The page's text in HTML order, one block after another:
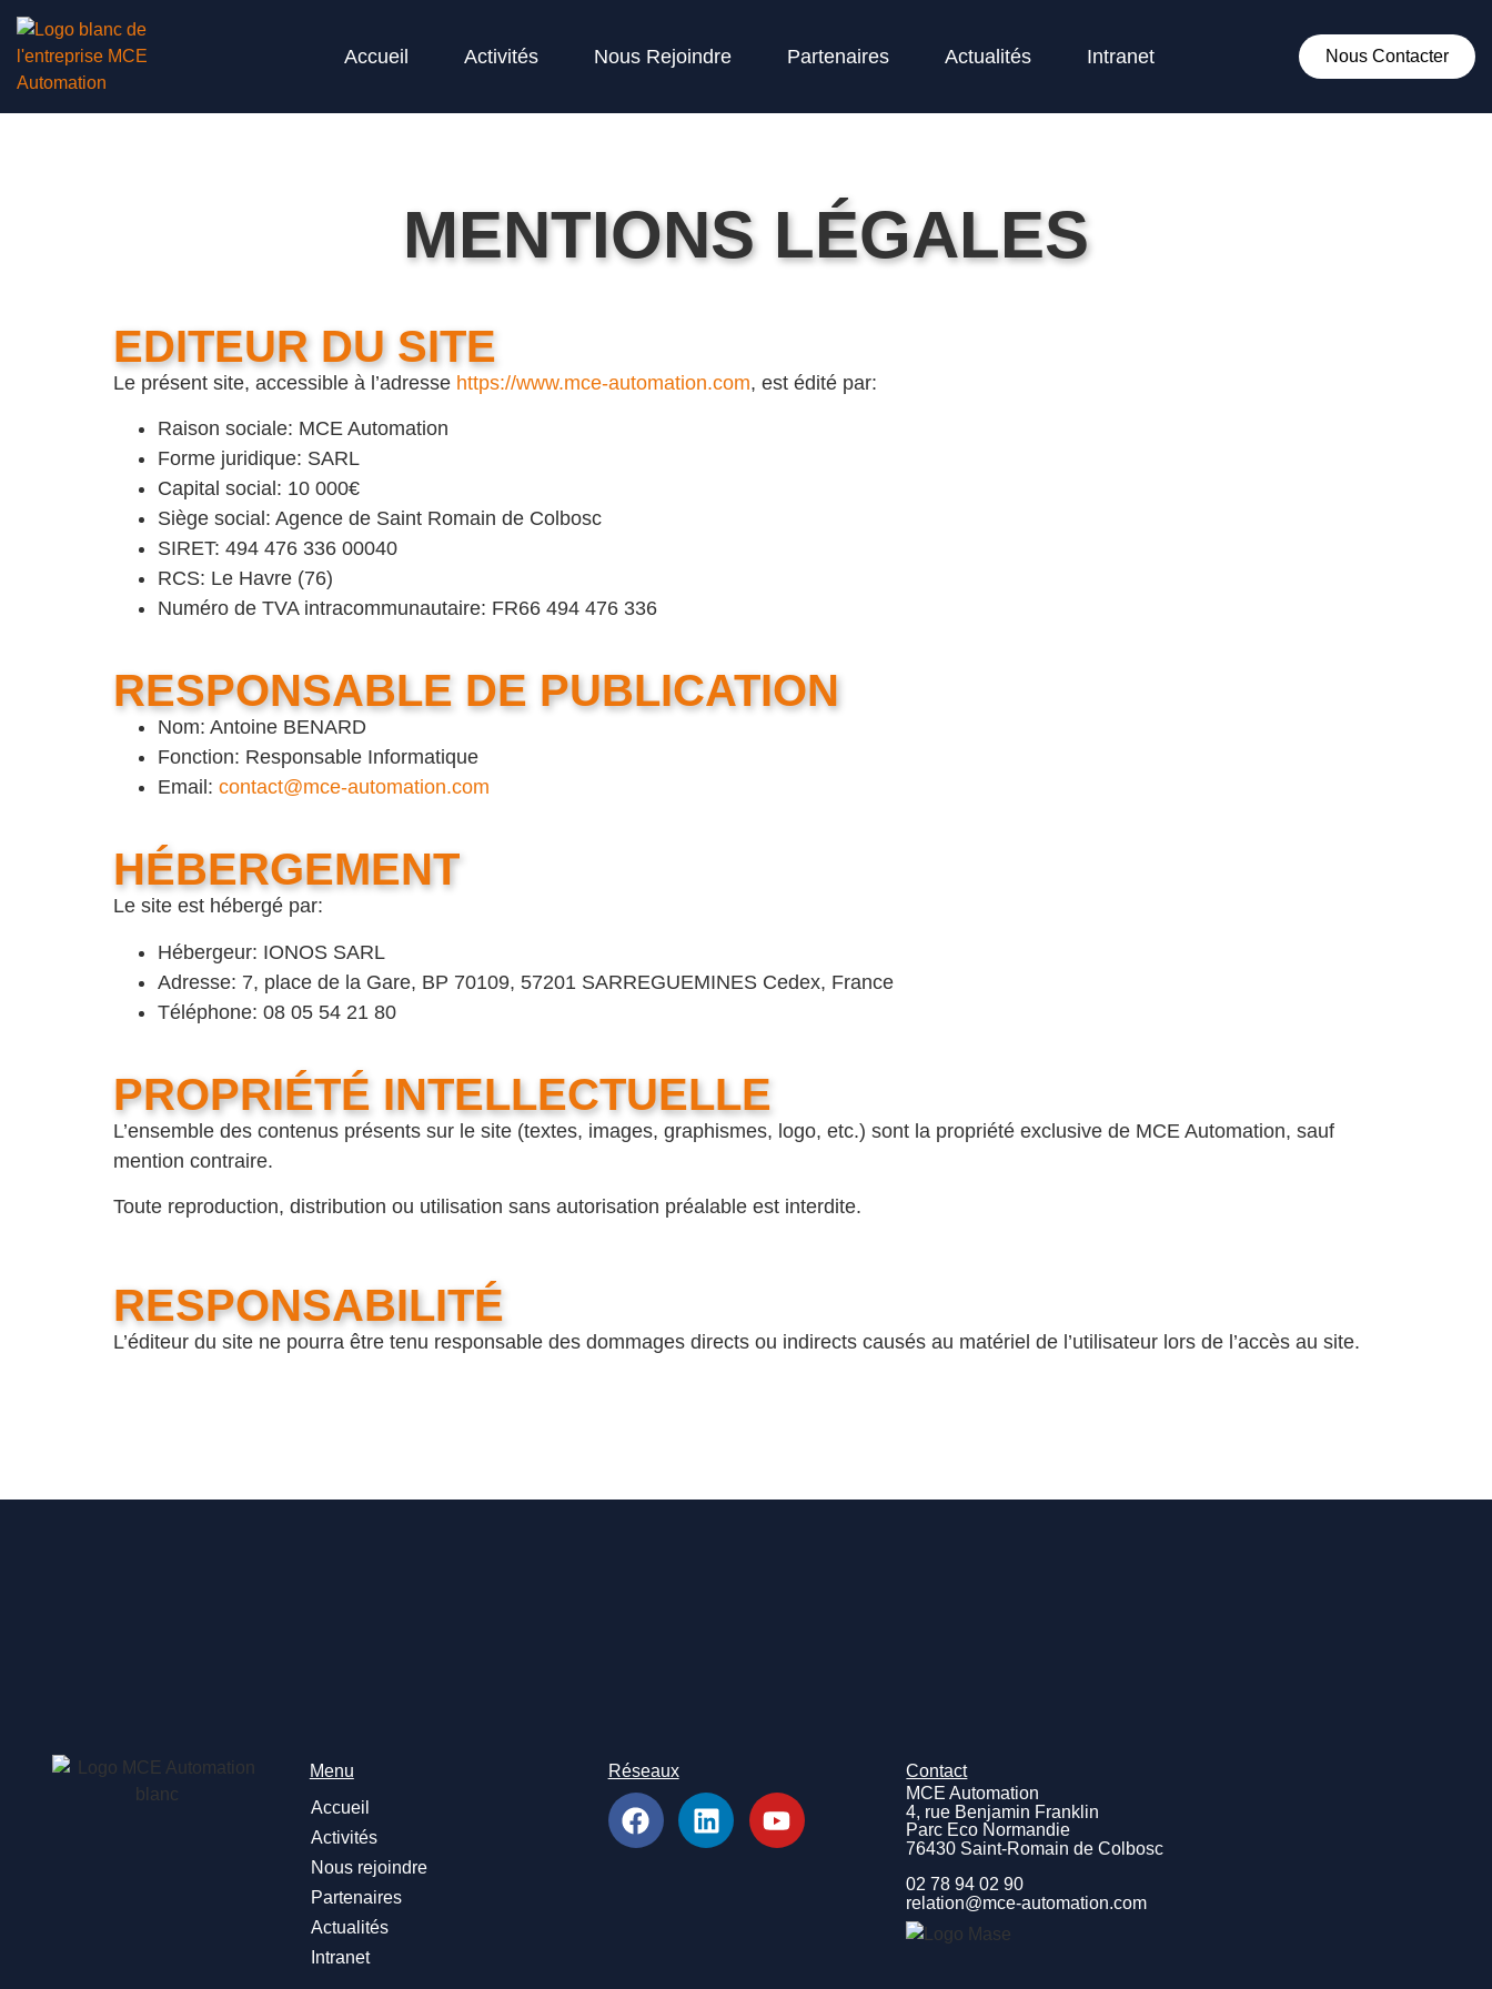
Accueil Activités Nous Rejoindre Partenaires Actualités Intranet Nous Contacter
MENTIONS LÉGALES
EDITEUR DU SITE
Le présent site, accessible à l’adresse https://www.mce-automation.com, est édité par:
Raison sociale: MCE Automation
Forme juridique: SARL
Capital social: 10 000€
Siège social: Agence de Saint Romain de Colbosc
SIRET: 494 476 336 00040
RCS: Le Havre (76)
Numéro de TVA intracommunautaire: FR66 494 476 336
RESPONSABLE DE PUBLICATION
Nom: Antoine BENARD
Fonction: Responsable Informatique
Email: contact@mce-automation.com
HÉBERGEMENT
Le site est hébergé par:
Hébergeur: IONOS SARL
Adresse: 7, place de la Gare, BP 70109, 57201 SARREGUEMINES Cedex, France
Téléphone: 08 05 54 21 80
PROPRIÉTÉ INTELLECTUELLE
L’ensemble des contenus présents sur le site (textes, images, graphismes, logo, etc.) sont la propriété exclusive de MCE Automation, sauf
mention contraire.
Toute reproduction, distribution ou utilisation sans autorisation préalable est interdite.
RESPONSABILITÉ
L’éditeur du site ne pourra être tenu responsable des dommages directs ou indirects causés au matériel de l’utilisateur lors de l’accès au site.
Menu
Accueil
Activités
Nous rejoindre
Partenaires
Actualités
Intranet
Réseaux
Contact
MCE Automation
4, rue Benjamin Franklin
Parc Eco Normandie
76430 Saint-Romain de Colbosc
02 78 94 02 90
relation@mce-automation.com